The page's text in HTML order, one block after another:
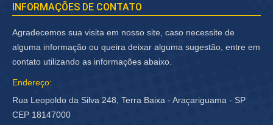
INFORMAÇÕES DE CONTATO
Agradecemos sua visita em nosso site, caso necessite de
alguma informação ou queira deixar alguma sugestão, entre em
contato utilizando as informações abaixo.
Endereço:
Rua Leopoldo da Silva 248, Terra Baixa - Araçariguama - SP
CEP 18147000